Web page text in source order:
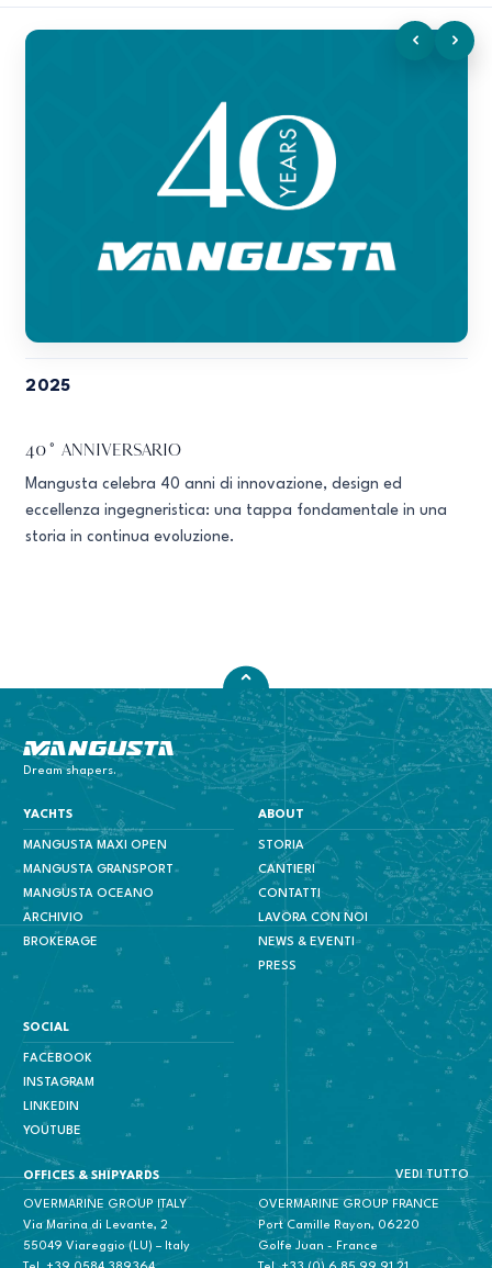
2025
40° ANNIVERSARIO
Mangusta celebra 40 anni di innovazione, design ed
eccellenza ingegneristica: una tappa fondamentale in una
storia in continua evoluzione.
Mangusta Yachts
Dream shapers.
YACHTS
MANGUSTA MAXI OPEN
MANGUSTA GRANSPORT
MANGUSTA OCEANO
ARCHIVIO
BROKERAGE
ABOUT
STORIA
CANTIERI
CONTATTI
LAVORA CON NOI
NEWS & EVENTI
PRESS
SOCIAL
FACEBOOK
INSTAGRAM
LINKEDIN
YOUTUBE
OFFICES & SHIPYARDS VEDI TUTTO
OVERMARINE GROUP ITALY
Via Marina di Levante, 2
55049 Viareggio (LU) – Italy
OVERMARINE GROUP FRANCE
Port Camille Rayon, 06220
Golfe Juan - France